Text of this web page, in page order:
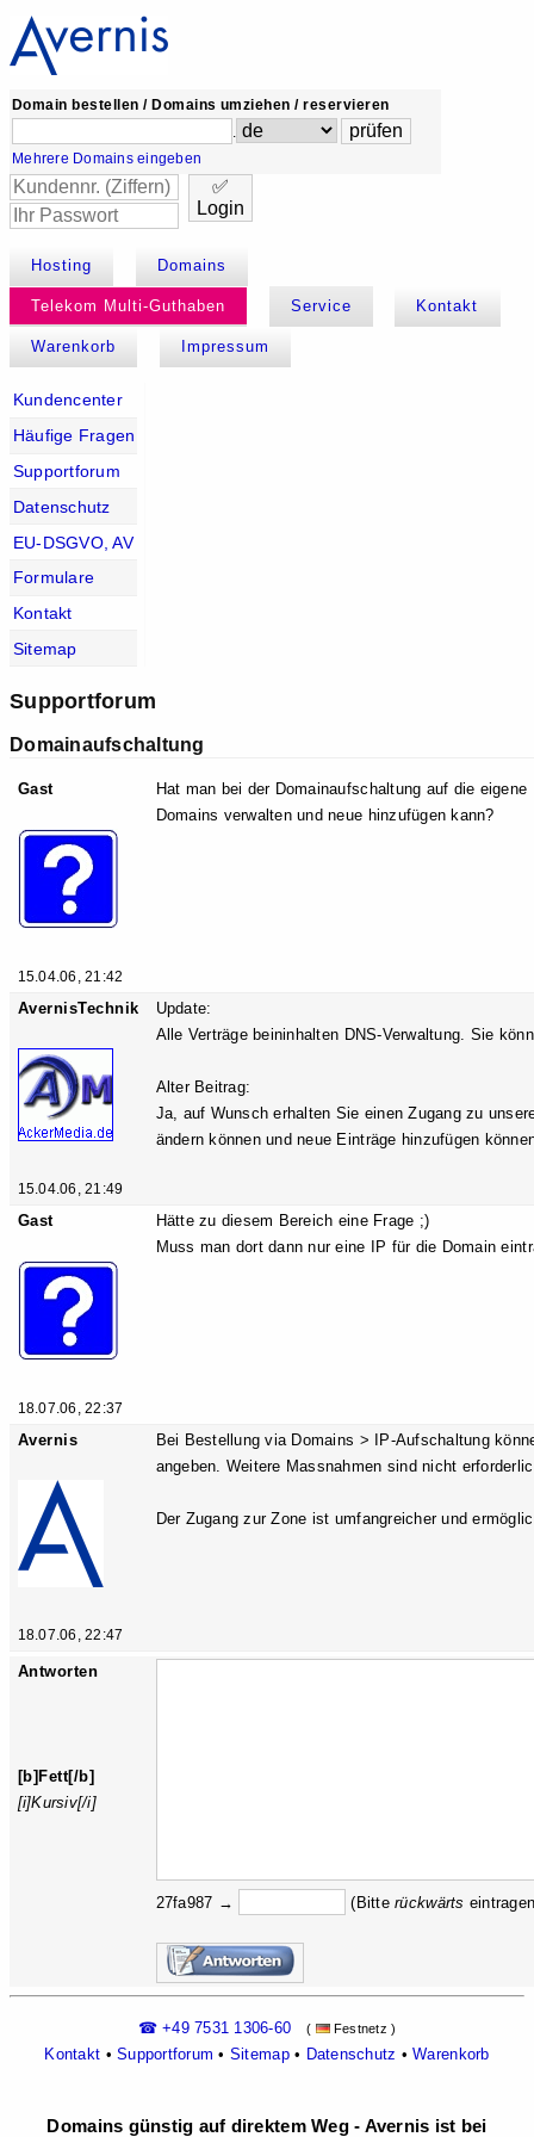
Domain bestellen / Domains umziehen / reservieren
.
Mehrere Domains eingeben
✅
Login
Hosting Domains
Telekom Multi-Guthaben Service Kontakt
Warenkorb Impressum
Kundencenter
Häufige Fragen
Supportforum
Datenschutz
EU-DSGVO, AV
Formulare
Kontakt
Sitemap
Supportforum
Domainaufschaltung
Gast
15.04.06, 21:42
Hat man bei der Domainaufschaltung auf die
Domains verwalten und neue hinzufügen kann?
AvernisTechnik
15.04.06, 21:49
Update:
Alle Verträge beininhalten DNS-Verwaltung. Sie
Alter Beitrag:
Ja, auf Wunsch erhalten Sie einen Zugang zu
ändern können und neue Einträge hinzufügen
Gast
18.07.06, 22:37
Hätte zu diesem Bereich eine Frage ;)
Muss man dort dann nur eine IP für die Domain
Avernis
18.07.06, 22:47
Bei Bestellung via Domains > IP-Aufschaltung
angeben. Weitere Massnahmen sind nicht
Der Zugang zur Zone ist umfangreicher und
Antworten
[b]Fett[/b]
[i]Kursiv[/i]
27fa987 → (Bitterückwärts
☎ +49 7531 1306-60 ( Festnetz )
Kontakt •Supportforum • Sitemap• Datenschutz •Warenkorb
Domains günstig auf direktem Weg - Avernis ist bei